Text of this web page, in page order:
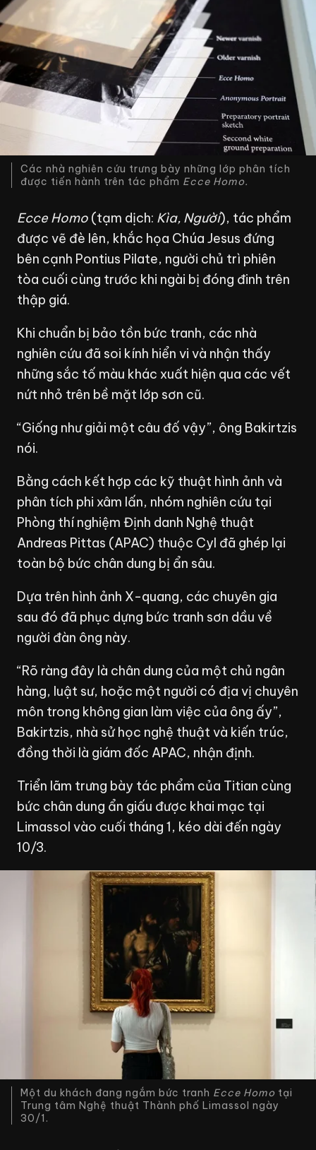
Các nhà nghiên cứu trưng bày những lớp phân tích
được tiến hành trên tác phẩm Ecce Homo.
Ecce Homo (tạm dịch: Kìa, Người), tác phẩm
được vẽ đè lên, khắc họa Chúa Jesus đứng
bên cạnh Pontius Pilate, người chủ trì phiên
tòa cuối cùng trước khi ngài bị đóng đinh trên
thập giá.
Khi chuẩn bị bảo tồn bức tranh, các nhà
nghiên cứu đã soi kính hiển vi và nhận thấy
những sắc tố màu khác xuất hiện qua các vết
nứt nhỏ trên bề mặt lớp sơn cũ.
“Giống như giải một câu đố vậy”, ông Bakirtzis
nói.
Bằng cách kết hợp các kỹ thuật hình ảnh và
phân tích phi xâm lấn, nhóm nghiên cứu tại
Phòng thí nghiệm Định danh Nghệ thuật
Andreas Pittas (APAC) thuộc CyI đã ghép lại
toàn bộ bức chân dung bị ẩn sâu.
Dựa trên hình ảnh X-quang, các chuyên gia
sau đó đã phục dựng bức tranh sơn dầu về
người đàn ông này.
“Rõ ràng đây là chân dung của một chủ ngân
hàng, luật sư, hoặc một người có địa vị chuyên
môn trong không gian làm việc của ông ấy”,
Bakirtzis, nhà sử học nghệ thuật và kiến trúc,
đồng thời là giám đốc APAC, nhận định.
Triển lãm trưng bày tác phẩm của Titian cùng
bức chân dung ẩn giấu được khai mạc tại
Limassol vào cuối tháng 1, kéo dài đến ngày
10/3.
Một du khách đang ngắm bức tranh Ecce Homo tại
Trung tâm Nghệ thuật Thành phố Limassol ngày
30/1.